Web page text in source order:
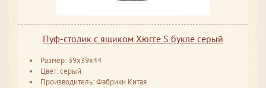
Пуф-столик с ящиком Хюгге S букле серый
Размер: 39x39x44
Цвет: серый
Производитель: Фабрики Китая